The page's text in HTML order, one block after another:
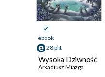
ebook
28 pkt
Wysoka Dziwność
Arkadiusz Miazga